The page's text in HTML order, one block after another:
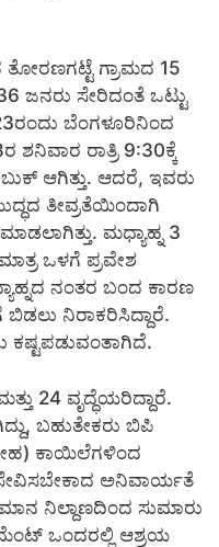
ತೋರಣಗಟ್ಟೆ ಗ್ರಾಮದ 15
ಜನರು ಸೇರಿದಂತೆ ಒಟ್ಟು
ಬೆಂಗಳೂರಿನಿಂದ
ಶನಿವಾರ ರಾತ್ರಿ 9:30ಕ್ಕೆ
ಆಗಿತ್ತು. ಆದರೆ, ಇವರು
ತೀವ್ರತೆಯಿಂದಾಗಿ
ಮಧ್ಯಾಹ್ನ 3
ಒಳಗೆ ಪ್ರವೇಶ
ನಂತರ ಬಂದ ಕಾರಣ
ನಿರಾಕರಿಸಿದ್ದಾರೆ.
24 ವೃದ್ಧೆಯರಿದ್ದಾರೆ.
ಬಹುತೇಕರು ಬಿಪಿ
ಕಾಯಿಲೆಗಳಿಂದ
ಅನಿವಾರ್ಯತೆ
ನಿಲ್ದಾಣದಿಂದ ಸುಮಾರು
ಒಂದರಲ್ಲಿ ಆಶ್ರಯ